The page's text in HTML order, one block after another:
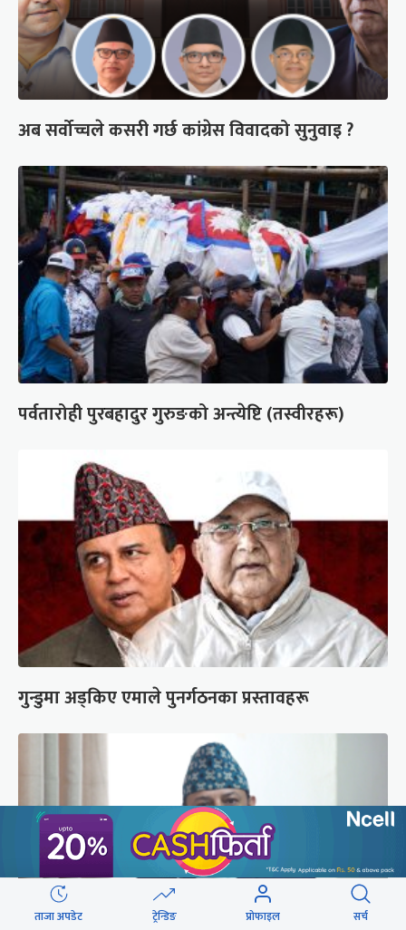
अब सर्वोच्चले कसरी गर्छ कांग्रेस विवादको सुनुवाइ ?
पर्वतारोही पुरबहादुर गुरुङको अन्त्येष्टि (तस्वीरहरू)
गुन्डुमा अड्किए एमाले पुनर्गठनका प्रस्तावहरू
ताजा अपडेट ट्रेन्डिङ प्रोफाइल सर्च